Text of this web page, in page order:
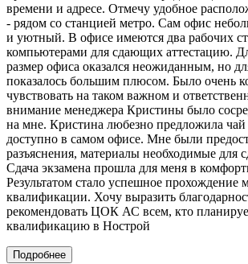
времени и адресе. Отмечу удобное
- рядом со станцией метро. Сам офис
и уютный. В офисе имеются два рабочих
компьютерами для сдающих аттестацию.
размер офиса оказался неожиданным, но
показалось большим плюсом. Было очень
чувствовать на таком важном и
внимание менеджера Кристины было
на мне. Кристина любезно предложила чай
доступно в самом офисе. Мне были
разъяснения, материалы необходимые для
Сдача экзамена прошла для меня в
Результатом стало успешное прохождение
квалификации. Хочу выразить
рекомендовать ЦОК АС всем, кто
квалификацию в Нострой
Подробнее